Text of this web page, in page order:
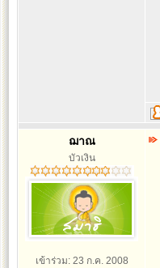
ฌาณ
บัวเงิน
เข้าร่วม: 23 ก.ค. 2008